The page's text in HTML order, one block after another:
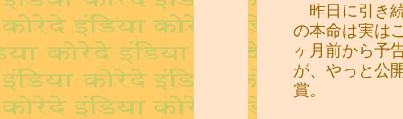
昨日に引き
の本命は実は
ヶ月前から予
が、やっと公
賞。